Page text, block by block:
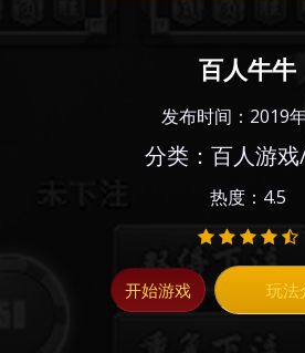
百人牛牛
发布时间：2019
分类：百人游
热度：4.5
开始游戏 玩法